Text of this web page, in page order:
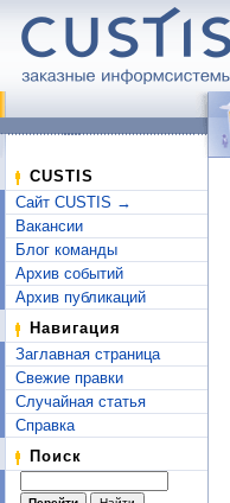
CUSTIS
Сайт CUSTIS →
Вакансии
Блог команды
Архив событий
Архив публикаций
Навигация
Заглавная страница
Свежие правки
Случайная статья
Справка
Поиск